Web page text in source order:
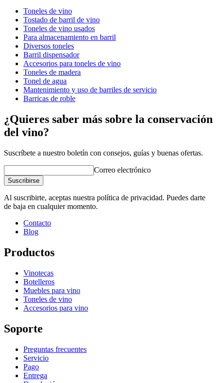
Todas nuestras barricas de envejecimiento tienen un tostado
medio.
Soporte y grifo (no tiene ningún agujero para grifo) no
incluidos. Deben pedirse por separado. Mira
barriles
Dimensiones (AnxAlxP cm)
Peso (kg)70
wine barrels
Status When Soldoutactive
Toneles de vino
Tostado de barril de vino
Toneles de vino usados
Para almacenamiento en barril
Diversos toneles
Barril dispensador
Accesorios para toneles de vino
Toneles de madera
Tonel de agua
Mantenimiento y uso de barriles de servicio
Barricas de roble
¿Quieres saber más sobre la conservación
del vino?
Suscríbete a nuestro boletín con consejos, guías y buenas ofertas.
Correo electrónico
Suscribirse
Al suscribirte, aceptas nuestra política de privacidad. Puedes darte
de baja en cualquier momento.
Contacto
Blog
Productos
Vinotecas
Botelleros
Muebles para vino
Toneles de vino
Accesorios para vino
Soporte
Preguntas frecuentes
Servicio
Pago
Entrega